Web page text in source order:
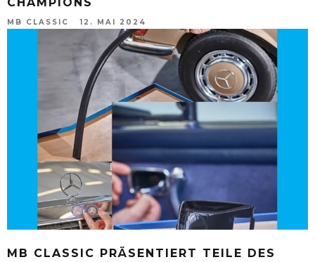
MB CLASSIC 12. MAI 2024
MB CLASSIC PRÄSENTIERT TEILE DES